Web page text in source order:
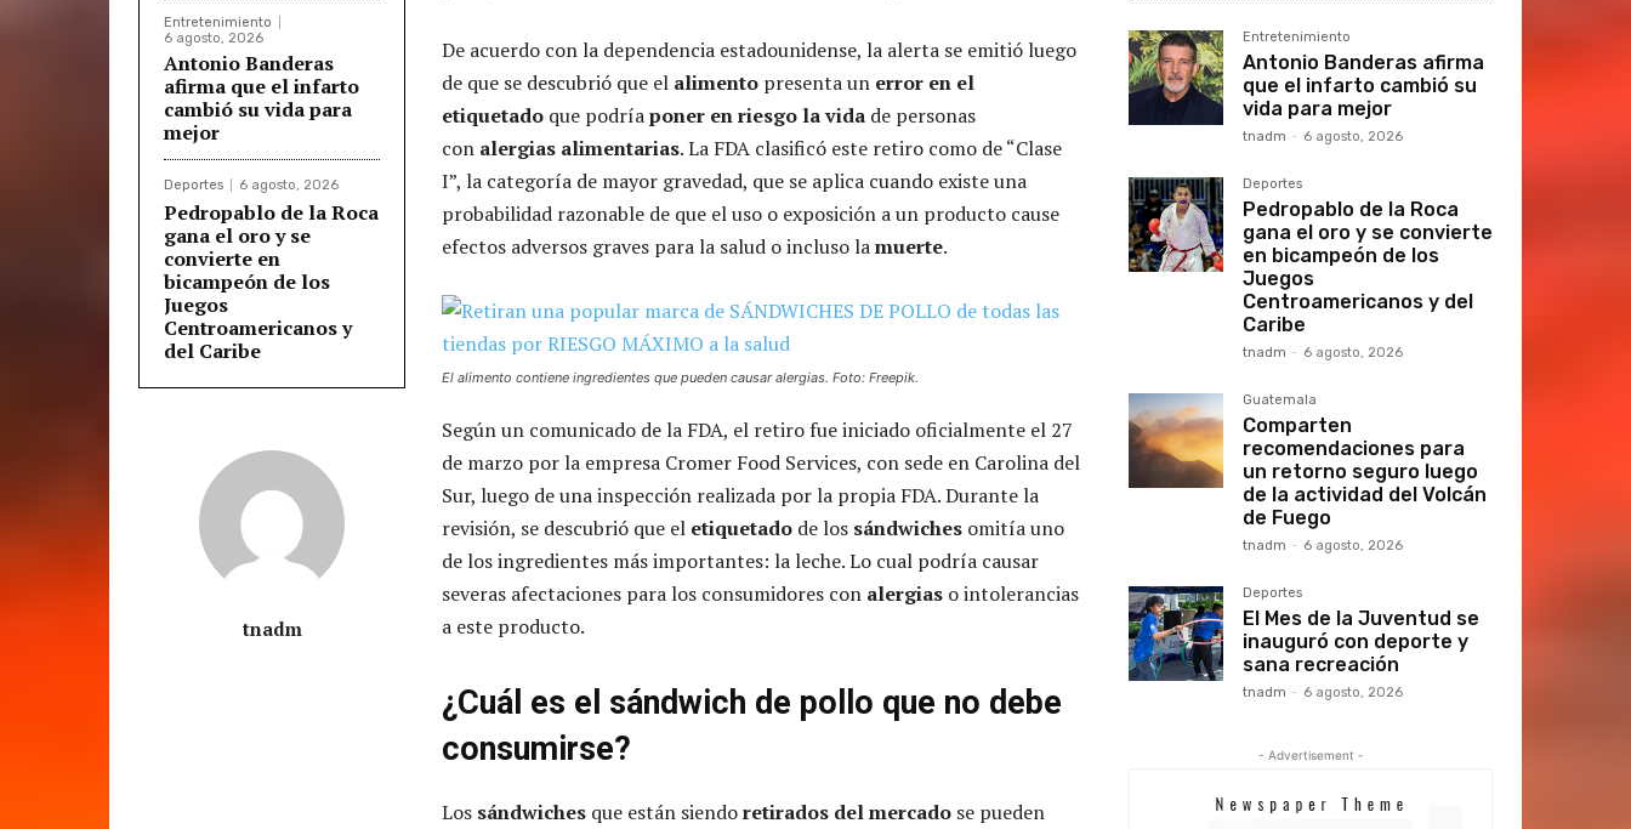
Entretenimiento
6 agosto, 2026
Antonio Banderas
afirma que el infarto
cambió su vida para
mejor
Deportes 6 agosto, 2026
Pedropablo de la Roca
gana el oro y se
convierte en
bicampeón de los
Juegos
Centroamericanos y
del Caribe
tnadm
De acuerdo con la dependencia estadounidense, la alerta se emitió luego
de que se descubrió que el alimento presenta un error en el
etiquetado que podríaponer en riesgo la vida de personas
con alergias alimentarias. La FDA clasificó este retiro como de “Clase
I”, la categoría de mayor gravedad, que se aplica cuando existe una
probabilidad razonable de que el uso o exposición a un producto cause
efectos adversos graves para la salud o incluso lamuerte.
El alimento contiene ingredientes que pueden causar alergias. Foto: Freepik.
Según un comunicado de la FDA, el retiro fue iniciado oficialmente el 27
de marzo por la empresa Cromer Food Services, con sede en Carolina del
Sur, luego de una inspección realizada por la propia FDA. Durante la
revisión, se descubrió que el etiquetado de los sándwiches omitía uno
de los ingredientes más importantes: la leche. Lo cual podría causar
severas afectaciones para los consumidores con alergias o intolerancias
a este producto.
¿Cuál es el sándwich de pollo que no debe
consumirse?
Los sándwiches que están siendoretirados del mercado se pueden
Entretenimiento
Antonio Banderas afirma
que el infarto cambió su
vida para mejor
tnadm - 6 agosto, 2026
Deportes
Pedropablo de la Roca
gana el oro y se convierte
en bicampeón de los
Juegos
Centroamericanos y del
Caribe
tnadm - 6 agosto, 2026
Guatemala
Comparten
recomendaciones para
un retorno seguro luego
de la actividad del Volcán
de Fuego
tnadm - 6 agosto, 2026
Deportes
El Mes de la Juventud se
inauguró con deporte y
sana recreación
tnadm - 6 agosto, 2026
- Advertisement -